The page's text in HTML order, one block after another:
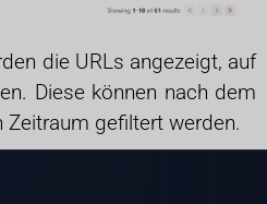
die URLs angezeigt, auf
Diese können nach dem
gefiltert werden.